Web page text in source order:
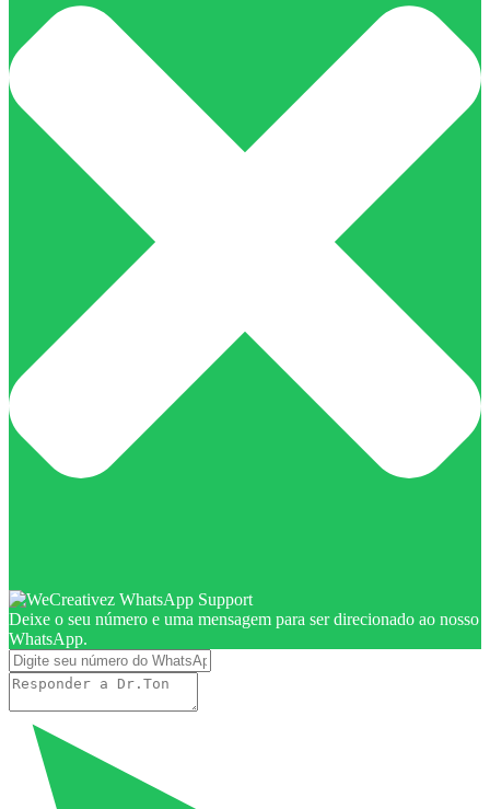
Deixe o seu número e uma mensagem para ser direcionado ao nosso
WhatsApp.